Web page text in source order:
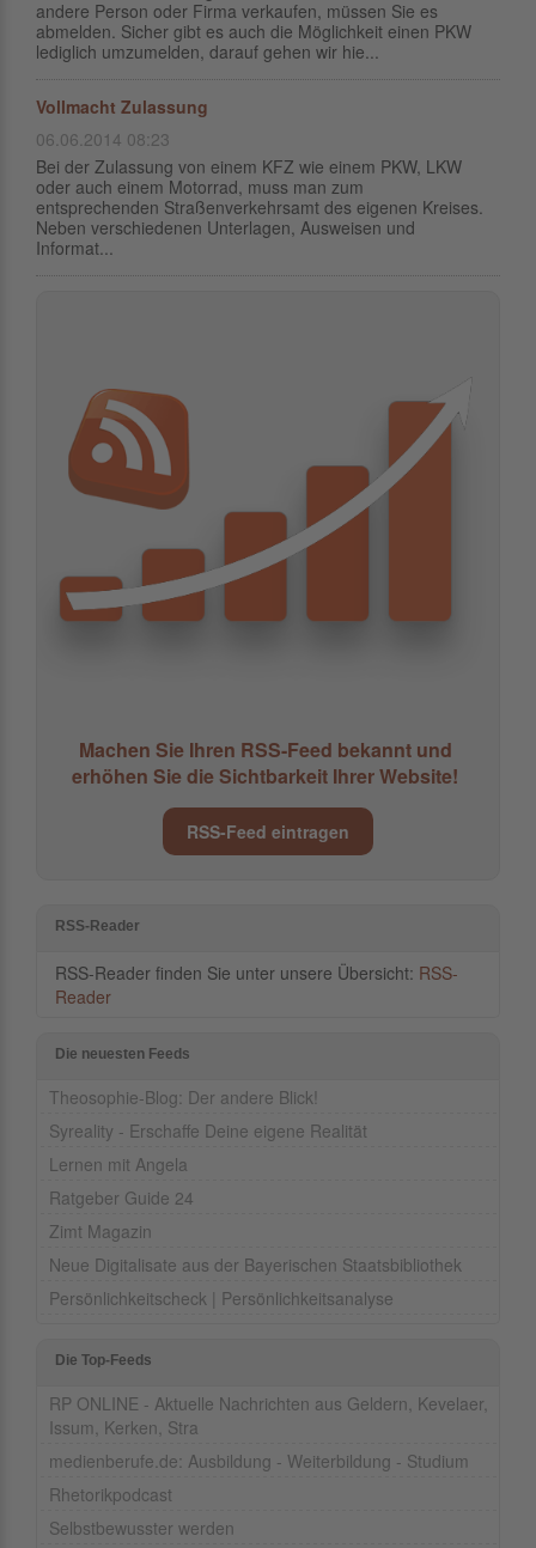
andere Person oder Firma verkaufen, müssen Sie es
abmelden. Sicher gibt es auch die Möglichkeit einen PKW
lediglich umzumelden, darauf gehen wir hie...
Vollmacht Zulassung
06.06.2014 08:23
Bei der Zulassung von einem KFZ wie einem PKW, LKW
oder auch einem Motorrad, muss man zum
entsprechenden Straßenverkehrsamt des eigenen Kreises.
Neben verschiedenen Unterlagen, Ausweisen und
Informat...
Machen Sie Ihren RSS-Feed bekannt und
erhöhen Sie die Sichtbarkeit Ihrer Website!
RSS-Feed eintragen
RSS-Reader
RSS-Reader finden Sie unter unsere Übersicht: RSS-
Reader
Die neuesten Feeds
Theosophie-Blog: Der andere Blick!
Syreality - Erschaffe Deine eigene Realität
Lernen mit Angela
Ratgeber Guide 24
Zimt Magazin
Neue Digitalisate aus der Bayerischen Staatsbibliothek
Persönlichkeitscheck | Persönlichkeitsanalyse
Die Top-Feeds
RP ONLINE - Aktuelle Nachrichten aus Geldern, Kevelaer,
Issum, Kerken, Stra
medienberufe.de: Ausbildung - Weiterbildung - Studium
Rhetorikpodcast
Selbstbewusster werden